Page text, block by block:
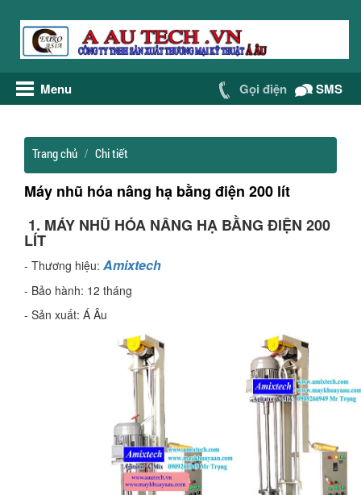
Menu Gọi điện SMS
Trang chủ Chi tiết
Máy nhũ hóa nâng hạ bằng điện 200 lít
1. MÁY NHŨ HÓA NÂNG HẠ BẰNG ĐIỆN 200
LÍT
- Thương hiệu: Amixtech
- Bảo hành: 12 tháng
- Sản xuất: Á Âu